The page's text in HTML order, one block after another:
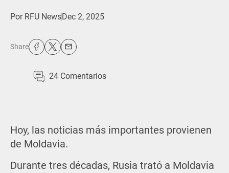
Por RFU NewsDec 2, 2025
Share
24 Comentarios
Hoy, las noticias más importantes provienen
de Moldavia.
Durante tres décadas, Rusia trató a Moldavia